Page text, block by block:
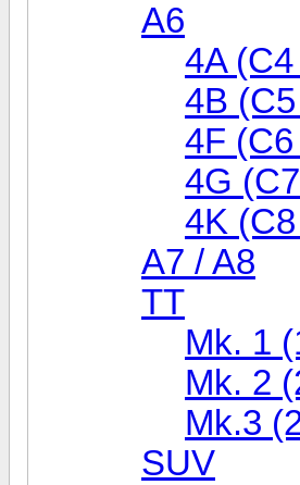
A6
4A
4B
4F
4G
4K
A7 / A8
TT
Mk. 1
Mk. 2
Mk.3
SUV